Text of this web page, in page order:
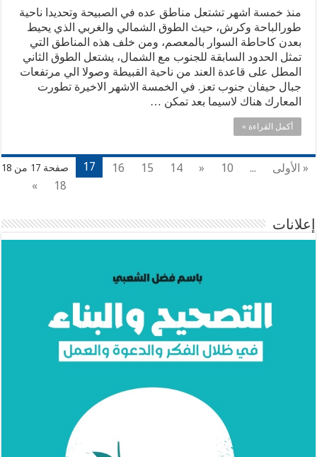
منذ خمسة اشهر تشتعل مناطق عده في الصبيحة وتحديدا ناحية
طورالباحة وكرش، حيث الطوق الشمالي والغربي الذي يحيط
بعدن كاحاطة السوار بالمعصم، ومن خلف هذه المناطق التي
تمثل الحدود السابقة للجنوب مع الشمال، يشتعل الطوق الثاني
المطل على قاعدة العند من ناحية القبيطة وصولا الي مرتفعات
جبال حيفان جنوب تعز. في الخمسة الاشهر الاخيرة تطورت
المعارك هناك لاسيما بعد تمكن …
أكمل القراءة »
صفحة 17 من 18 « الأولى ...
10
«
14
15
16
17
18
»
إعلانات